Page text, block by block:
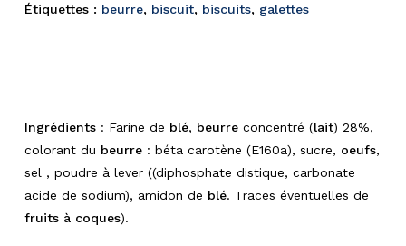
Étiquettes : beurre, biscuit, biscuits, galettes
Ingrédients: Farine de blé, beurreconcentré (lait) 28%,
colorant du beurre: béta carotène (E160a), sucre, oeufs,
sel , poudre à lever ((diphosphate distique, carbonate
acide de sodium), amidon de blé. Traces éventuelles de
fruits à coques).